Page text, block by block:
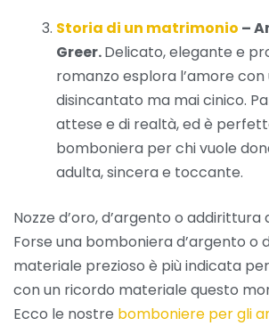
Storia di un matrimonio –
Greer.Delicato, elegante e
romanzo esplora l’amore con
disincantato ma mai cinico.
attese e di realtà, ed è
bomboniera per chi vuole
adulta, sincera e toccante.
Nozze d’oro, d’argento o addirittura
Forse una bomboniera d’argento o
materiale prezioso è più indicata
con un ricordo materiale questo
Ecco le nostre bomboniere per gli